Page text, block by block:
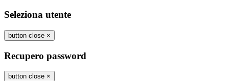
Seleziona utente
button close ×
Recupero password
button close ×